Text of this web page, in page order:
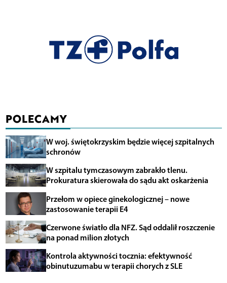
POLECAMY
W woj. świętokrzyskim będzie więcej szpitalnych
schronów
W szpitalu tymczasowym zabrakło tlenu.
Prokuratura skierowała do sądu akt oskarżenia
Przełom w opiece ginekologicznej – nowe
zastosowanie terapii E4
Czerwone światło dla NFZ. Sąd oddalił roszczenie
na ponad milion złotych
Kontrola aktywności tocznia: efektywność
obinutuzumabu w terapii chorych z SLE